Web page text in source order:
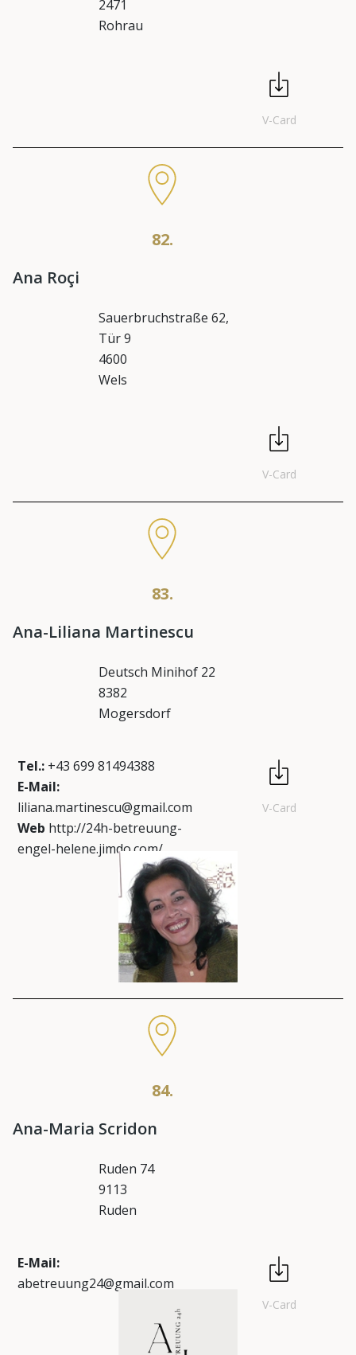
2471
Rohrau
V-Card
82.
Ana Roçi
Sauerbruchstraße 62,
Tür 9
4600
Wels
V-Card
83.
Ana-Liliana Martinescu
Deutsch Minihof 22
8382
Mogersdorf
Tel.: +43 699 81494388
E-Mail:
liliana.martinescu@gmail.com
Web http://24h-betreuung-
engel-helene.jimdo.com/
V-Card
84.
Ana-Maria Scridon
Ruden 74
9113
Ruden
E-Mail:
abetreuung24@gmail.com
V-Card